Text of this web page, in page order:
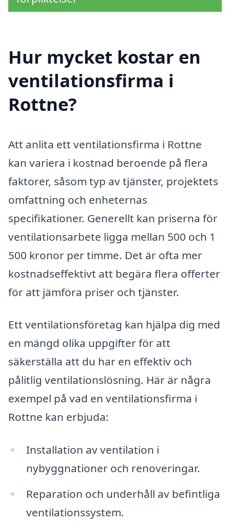
Hur mycket kostar en
ventilationsfirma i
Rottne?
Att anlita ett ventilationsfirma i Rottne
kan variera i kostnad beroende på flera
faktorer, såsom typ av tjänster, projektets
omfattning och enheternas
specifikationer. Generellt kan priserna för
ventilationsarbete ligga mellan 500 och 1
500 kronor per timme. Det är ofta mer
kostnadseffektivt att begära flera offerter
för att jämföra priser och tjänster.
Ett ventilationsföretag kan hjälpa dig med
en mängd olika uppgifter för att
säkerställa att du har en effektiv och
pålitlig ventilationslösning. Här är några
exempel på vad en ventilationsfirma i
Rottne kan erbjuda:
Installation av ventilation i
nybyggnationer och renoveringar.
Reparation och underhåll av befintliga
ventilationssystem.